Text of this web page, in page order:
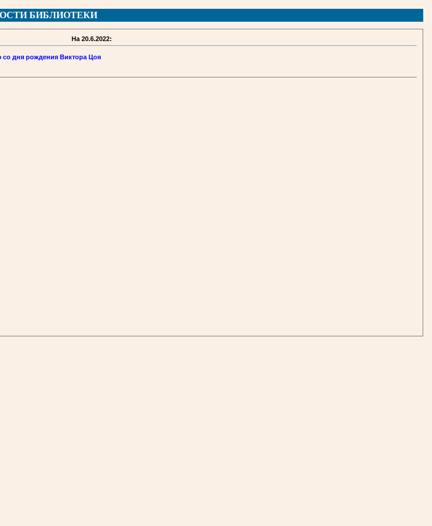
БИБЛИОТЕКИ
На 20.6.2022:
дня рождения Виктора Цоя